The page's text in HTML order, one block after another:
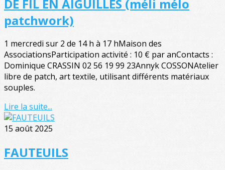
DE FIL EN AIGUILLES (méli mélo
patchwork)
1 mercredi sur 2 de 14 h à 17 hMaison des
AssociationsParticipation activité : 10 € par anContacts :
Dominique CRASSIN 02 56 19 99 23Annyk COSSONAtelier
libre de patch, art textile, utilisant différents matériaux
souples.
Lire la suite...
15 août 2025
FAUTEUILS